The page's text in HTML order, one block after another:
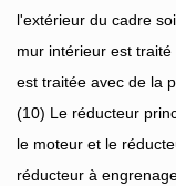
l'extérieur du cadre
mur intérieur est
est traitée avec de la
(10) Le réducteur
le moteur et le
réducteur à